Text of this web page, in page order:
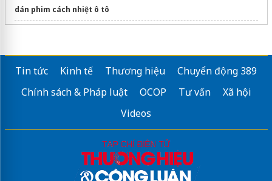
dán phim cách nhiệt ô tô
Bánxe dọn bàn ăn đủ loại, giá tốt
Dịch vụthông cống nghẹt tại thủ đứcuy tín
Tin tức Kinh tế Thương hiệu
Chuyển động 389
Chính sách & Pháp luật
OCOP Tư vấn
Xã hội
Videos